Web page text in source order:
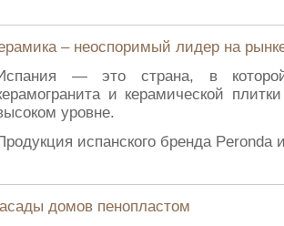
– неоспоримый лидер на
— это страна, в которой
и керамической
уровне.
испанского бренда Peronda
домов пенопластом